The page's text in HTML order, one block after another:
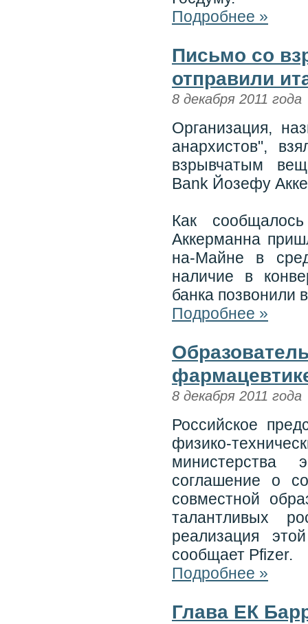
Подробнее »
Письмо со
отправили
8 декабря 2011 года
Организация,
анархистов",
взрывчатым
Bank Йозефу
Как
Аккерманна
на-Майне в
наличие в
банка позвонили
Подробнее »
8 декабря 2011 года
Российское
физико-
министерства
соглашение о
совместной
талантливых
реализация
сообщает Pfizer.
Подробнее »
Глава ЕК